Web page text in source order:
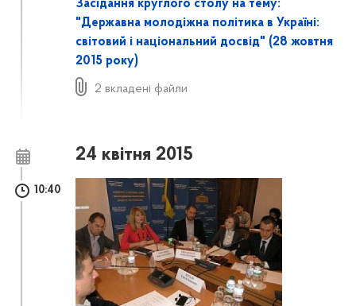
Засідання круглого столу на тему:
"Державна молодіжна політика в Україні:
світовий і національний досвід" (28 жовтня
2015 року)
2 вкладені файли
24 квітня 2015
10:40